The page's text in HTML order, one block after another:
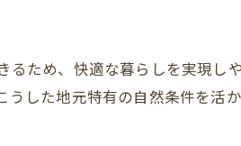
直結する注文住宅の収納アイデ
イルに合う間取り選びの極意とは
ため、快適な暮らしを実現し
した地元特有の自然条件を活